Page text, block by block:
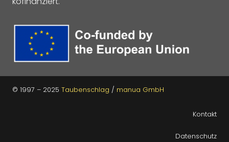
© 1997 – 2025 Taubenschlag / manua GmbH
Kontakt
Datenschutz